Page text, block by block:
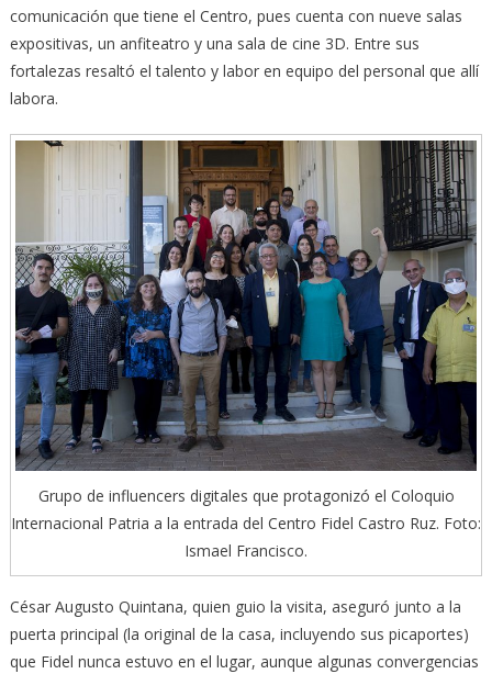
comunicación que tiene el Centro, pues cuenta con nueve salas
expositivas, un anfiteatro y una sala de cine 3D. Entre sus
fortalezas resaltó el talento y labor en equipo del personal que allí
labora.
Grupo de influencers digitales que protagonizó el Coloquio
Internacional Patria a la entrada del Centro Fidel Castro Ruz. Foto:
Ismael Francisco.
César Augusto Quintana, quien guio la visita, aseguró junto a la
puerta principal (la original de la casa, incluyendo sus picaportes)
que Fidel nunca estuvo en el lugar, aunque algunas convergencias